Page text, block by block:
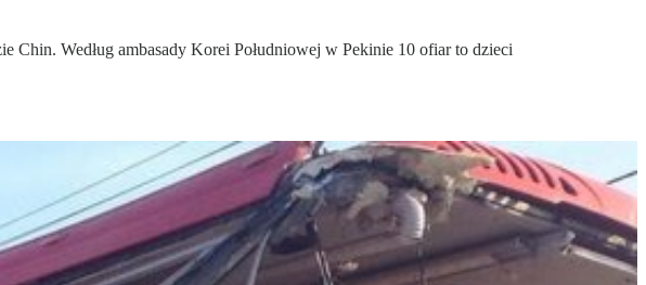
Chin. Według ambasady Korei Południowej w Pekinie 10 ofiar to dzieci